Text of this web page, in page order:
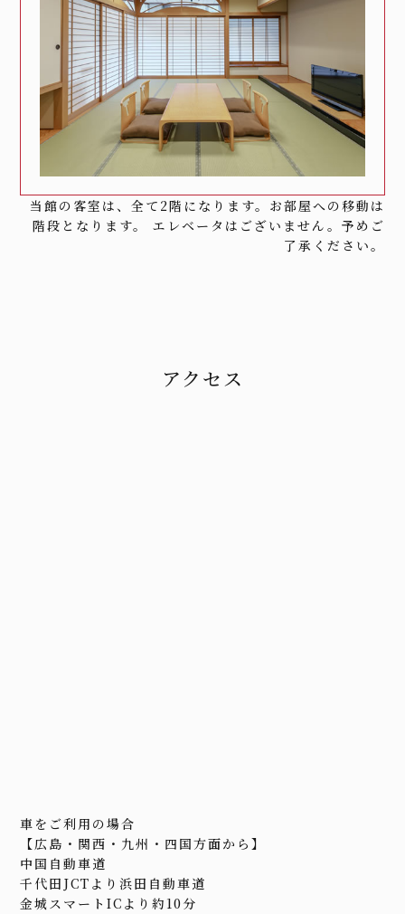
当館の客室は、全て2階になります。お部屋への移動は
階段となります。
エレベータはございません。予めご
了承ください。
アクセス
車をご利用の場合
【広島・関西・九州・四国方面から】
中国自動車道
千代田JCTより浜田自動車道
金城スマートICより約10分